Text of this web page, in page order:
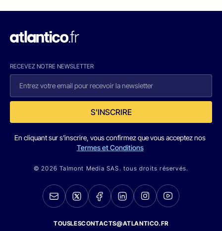
RECEVEZ NOTRE NEWSLETTER
S'INSCRIRE
En cliquant sur s'inscrire, vous confirmez que vous acceptez nos
Termes et Conditions
© 2026 Talmont Media SAS. tous droits réservés.
TOUSLESCONTACTS@ATLANTICO.FR